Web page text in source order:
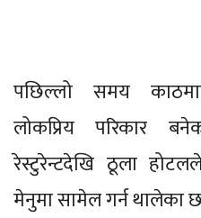
पछिल्लो समय
लोकप्रिय परिकार
रेस्टुरेन्टदेखि ठूला
मेनुमा सामेल गर्न थालेका